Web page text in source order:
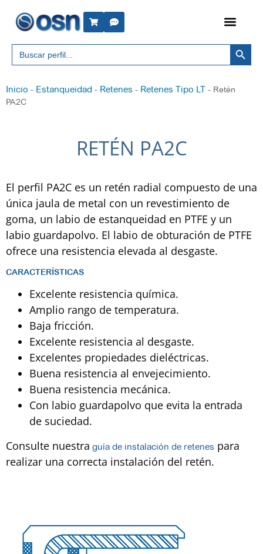
Buscar: Botón
Inicio - Estanqueidad - Retenes - Retenes Tipo LT - Retén
PA2C
RETÉN PA2C
El perfil PA2C es un retén radial compuesto de una
única jaula de metal con un revestimiento de
goma, un labio de estanqueidad en PTFE y un
labio guardapolvo. El labio de obturación de PTFE
ofrece una resistencia elevada al desgaste.
CARACTERÍSTICAS
Excelente resistencia química.
Amplio rango de temperatura.
Baja fricción.
Excelente resistencia al desgaste.
Excelentes propiedades dieléctricas.
Buena resistencia al envejecimiento.
Buena resistencia mecánica.
Con labio guardapolvo que evita la entrada
de suciedad.
Consulte nuestra guía de instalación de retenes para
realizar una correcta instalación del retén.